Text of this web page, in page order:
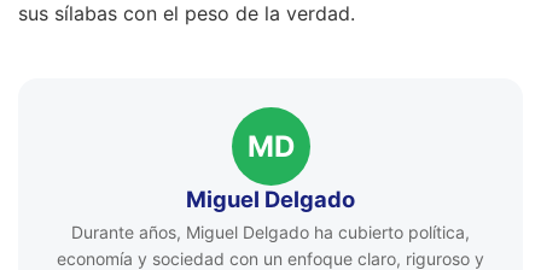
sus sílabas con el peso de la verdad.
MD
Miguel Delgado
Durante años, Miguel Delgado ha cubierto política,
economía y sociedad con un enfoque claro, riguroso y